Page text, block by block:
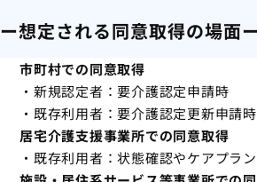
ー想定される同意取得の場面
市町村での同意取得
・新規認定者：要介護認定申請時
・既存利用者：要介護認定更新申請
居宅介護支援事業所での同意取得
・既存利用者：状態確認やケアプラ